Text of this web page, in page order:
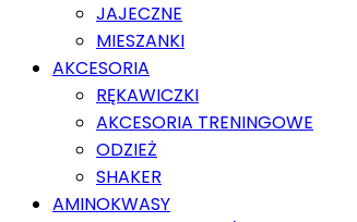
JAJECZNE
MIESZANKI
AKCESORIA
RĘKAWICZKI
AKCESORIA TRENINGOWE
ODZIEŻ
SHAKER
AMINOKWASY